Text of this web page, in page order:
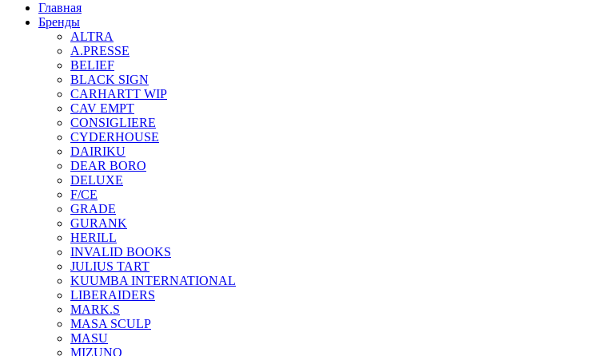
Главная
Бренды
ALTRA
A.PRESSE
BELIEF
BLACK SIGN
CARHARTT WIP
CAV EMPT
CONSIGLIERE
CYDERHOUSE
DAIRIKU
DEAR BORO
DELUXE
F/CE
GRADE
GURANK
HERILL
INVALID BOOKS
JULIUS TART
KUUMBA INTERNATIONAL
LIBERAIDERS
MARK.S
MASA SCULP
MASU
MIZUNO